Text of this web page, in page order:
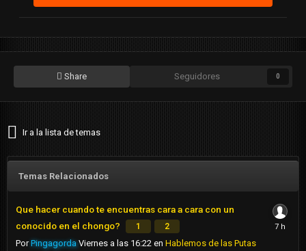
Share Seguidores 0
Ir a la lista de temas
Temas Relacionados
Que hacer cuando te encuentras cara a cara con un
conocido en el chongo?
1 2
PorPingagorda Viernes a las 16:22 en Hablemos de las Putas